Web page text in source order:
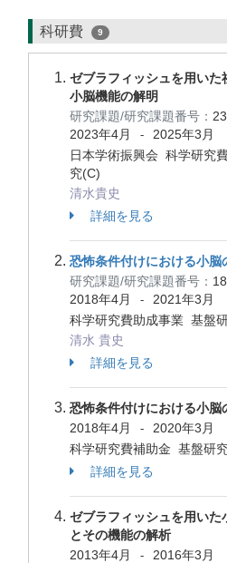
科研費 9
ゼブラフィッシュを用いた
小脳機能の解明
研究課題/研究課題番号：
2023年4月
-
2025年3月
日本学術振興会 科学研究
究(C)
清水貴史
詳細を見る
恐怖条件付けにおける小脳
研究課題/研究課題番号：
2018年4月
-
2021年3月
科学研究費助成事業 基盤
清水 貴史
詳細を見る
恐怖条件付けにおける小脳
2018年4月
-
2020年3月
科学研究費補助金 基盤研
詳細を見る
ゼブラフィッシュを用いた
とその機能の解析
2013年4月
-
2016年3月